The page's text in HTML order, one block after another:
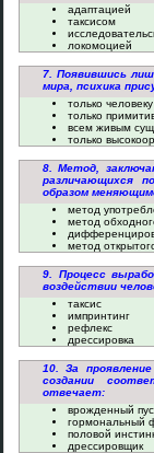
адаптацией
таксисом
локомоцией
7. Появившись
мира, психика
только человеку
только
всем живым
только
8. Метод,
различающихся
образом
метод
метод
метод
9. Процесс
воздействии
таксис
импринтинг
рефлекс
дрессировка
10. За
создании
отвечает:
врожденный
гормональный
половой
дрессировщик